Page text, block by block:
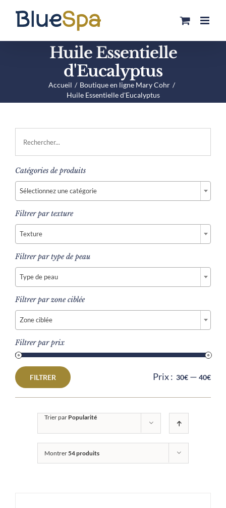
contenu
Huile Essentielle
d'Eucalyptus
Accueil
Boutique en ligne Mary Cohr
Huile Essentielle d'Eucalyptus
Trier par Popularité
Montrer54 produits
Catégories de produits
Sélectionnez une catégorie
Filtrer par texture
Texture
Filtrer par type de peau
Type de peau
Filtrer par zone ciblée
Zone ciblée
Filtrer par prix
Prix
min
Prix
max
FILTRER Prix : 30€ — 40€